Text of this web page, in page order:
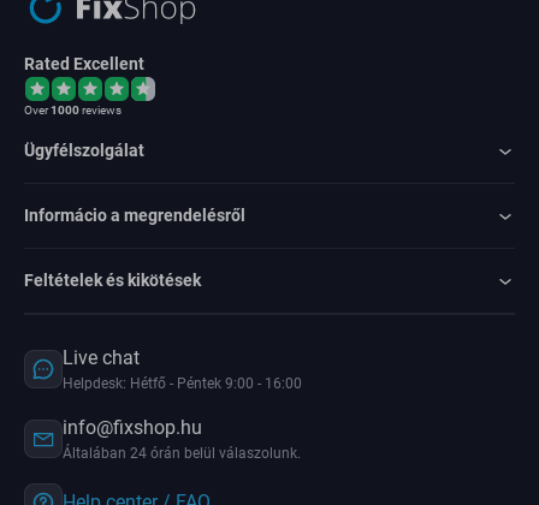
Rated Excellent
Over1000reviews
Ügyfélszolgálat
Informácio a megrendelésről
Feltételek és kikötések
Live chat
Helpdesk: Hétfő - Péntek 9:00 - 16:00
info@fixshop.hu
Általában 24 órán belül válaszolunk.